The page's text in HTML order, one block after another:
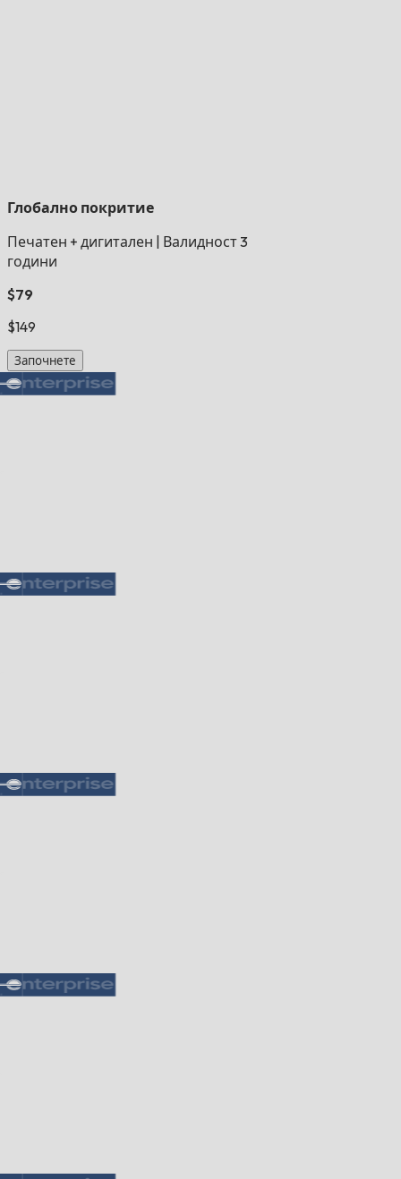
Глобално покритие
Печатен + дигитален
Валидност 3
години
$79
$149
Започнете